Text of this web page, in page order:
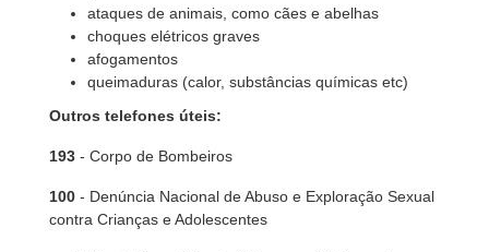
ataques de animais, como cães e abelhas
choques elétricos graves
afogamentos
queimaduras (calor, substâncias químicas etc)
Outros telefones úteis:
193 - Corpo de Bombeiros
100 - Denúncia Nacional de Abuso e Exploração Sexual
contra Crianças e Adolescentes